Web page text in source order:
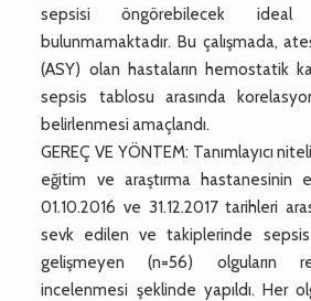
sepsisi öngörebilecek
bulunmamaktadır. Bu çalışmada,
(ASY) olan hastaların hemostatik
sepsis tablosu arasında
belirlenmesi amaçlandı.
GEREÇ VE YÖNTEM: Tanımlayıcı
eğitim ve araştırma hastanesinin
01.10.2016 ve 31.12.2017 tarihleri
sevk edilen ve takiplerinde
gelişmeyen (n=56) olguların
incelenmesi şeklinde yapıldı. Her